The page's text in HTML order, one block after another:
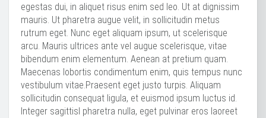
egestas dui, in aliquet risus enim sed leo. Ut at dignissim
mauris. Ut pharetra augue velit, in sollicitudin metus
rutrum eget. Nunc eget aliquam ipsum, ut scelerisque
arcu. Mauris ultrices ante vel augue scelerisque, vitae
bibendum enim elementum. Aenean at pretium quam.
Maecenas lobortis condimentum enim, quis tempus nunc
vestibulum vitae.Praesent eget justo turpis. Aliquam
sollicitudin consequat ligula, et euismod ipsum luctus id.
Integer sagittisl pharetra nulla, eget pulvinar eros laoreet